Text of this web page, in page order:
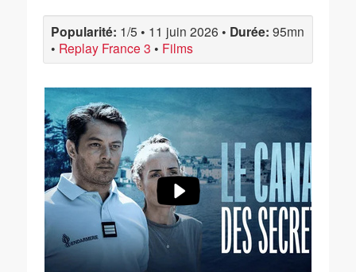
Popularité: 1/5 • 11 juin 2026 • Durée: 95mn
• Replay France 3 • Films